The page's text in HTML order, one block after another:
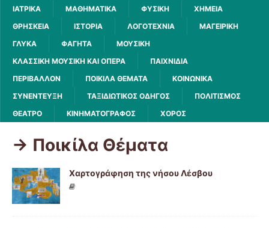
ΙΑΤΡΙΚΆ
ΜΑΘΗΜΑΤΙΚΆ ΦΥΣΙΚΉ
ΧΗΜΕΊΑ
ΘΡΗΣΚΕΊΑ
ΙΣΤΟΡΊΑ ΛΟΓΟΤΕΧΝΊΑ
ΜΑΓΕΙΡΙΚΉ
ΓΛΥΚΆ
ΦΑΓΗΤΆ
ΜΟΥΣΙΚΉ
ΚΛΑΣΣΙΚΉ ΜΟΥΣΙΚΉ ΚΑΙ ΌΠΕΡΑ
ΠΑΙΧΝΊΔΙΑ
ΠΕΡΙΒΆΛΛΟΝ
ΠΟΙΚΊΛΑ ΘΈΜΑΤΑ
ΚΟΙΝΩΝΙΚΆ
ΣΥΝΈΝΤΕΥΞΗ
ΤΑΞΙΔΙΩΤΙΚΌΣ ΟΔΗΓΌΣ
ΠΟΛΙΤΙΣΜΌΣ
ΘΈΑΤΡΟ
ΚΙΝΗΜΑΤΟΓΡΆΦΟΣ ΧΟΡΌΣ
-> Ποικίλα Θέματα
Χαρτογράφηση της νήσου Λέσβου